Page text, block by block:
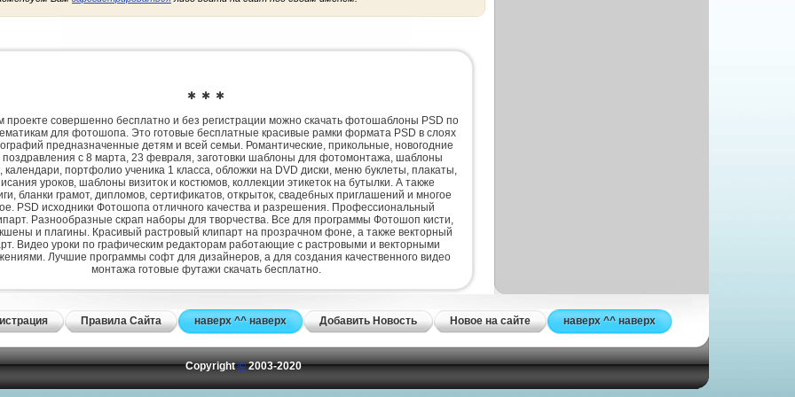
✱ ✱ ✱
проекте совершенно бесплатно и без регистрации можно скачать фотошаблоны PSD по
для фотошопа. Это готовые бесплатные красивые рамки формата PSD в слоях
предназначенные детям и всей семьи. Романтические, прикольные, новогодние
поздравления с 8 марта, 23 февраля, заготовки шаблоны для фотомонтажа, шаблоны
календари, портфолио ученика 1 класса, обложки на DVD диски, меню буклеты, плакаты,
уроков, шаблоны визиток и костюмов, коллекции этикеток на бутылки. А также
бланки грамот, дипломов, сертификатов, открыток, свадебных приглашений и многое
PSD исходники Фотошопа отличного качества и разрешения. Профессиональный
Разнообразные скрап наборы для творчества. Все для программы Фотошоп кисти,
и плагины. Красивый растровый клипарт на прозрачном фоне, а также векторный
Видео уроки по графическим редакторам работающие с растровыми и векторными
Лучшие программы софт для дизайнеров, а для создания качественного видео
монтажа готовые футажи скачать бесплатно.
Правила Сайта наверх ^^ наверх Добавить Новость Новое на сайте наверх ^^ наверх
Copyright©2003-2020